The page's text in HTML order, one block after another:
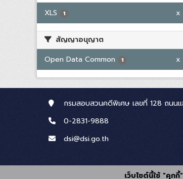
XLS 1 x
สัญญาอนุญาต
Open Data Common
1 x
กรมสอบสวนคดีพิเศษ เลขที่ 128 ถนน
0-2831-9888
dsi@dsi.go.th
เว็บไซต์นี้ใช้ "คุก